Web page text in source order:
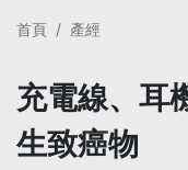
首頁 產經
充電線、耳
生致癌物